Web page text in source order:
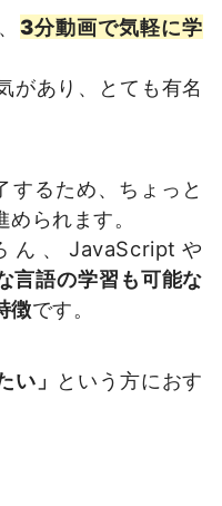
3分動画で気軽に学
があり、とても有名
るため、ちょっと
られます。
ん、JavaScriptや
言語の学習も可能な
徴です。
い」 という方におす